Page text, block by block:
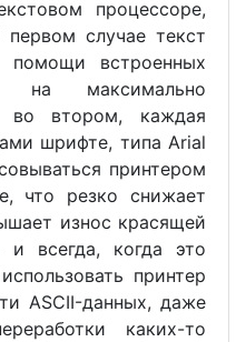
процессоре,
случае текст
помощи встроенных
на максимально
во втором, каждая
шрифте, типа Arial
принтером
что резко снижает
износ красящей
всегда, когда это
принтер
ASCII-данных, даже
каких-то